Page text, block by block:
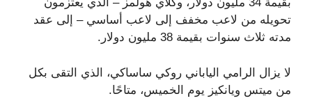
تحويله من لاعب مخفف إلى لاعب أساسي – إلى عقد
مدته ثلاث سنوات بقيمة 38 مليون دولار.
لا يزال الرامي الياباني روكي ساساكي، الذي التقى بكل
من ميتس ويانكيز يوم الخميس، متاحًا.